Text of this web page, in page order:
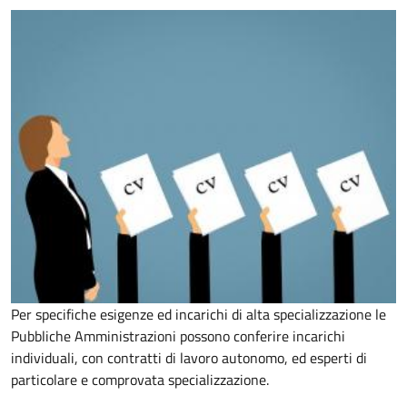
Per specifiche esigenze ed incarichi di alta specializzazione le
Pubbliche Amministrazioni possono conferire incarichi
individuali, con contratti di lavoro autonomo, ed esperti di
particolare e comprovata specializzazione.